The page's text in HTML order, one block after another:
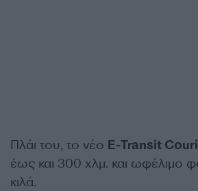
Πλάι του, το νέο E-Transit
έως και 300 χλμ. και ωφέλιμο
κιλά.